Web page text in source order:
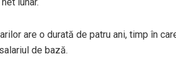
lunar.
are o durată de patru ani, timp în
de bază.